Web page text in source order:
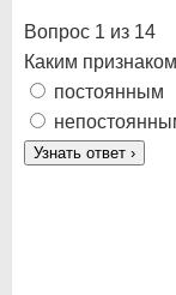
Вопрос 1 из 14
Каким
постоянным
Узнать ответ ›